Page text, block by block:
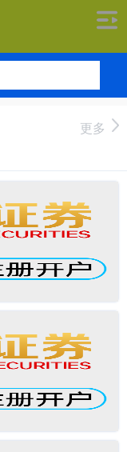
更多